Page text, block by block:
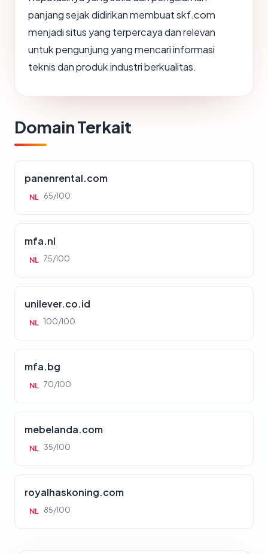
panjang sejak didirikan membuat skf.com
menjadi situs yang terpercaya dan relevan
untuk pengunjung yang mencari informasi
teknis dan produk industri berkualitas.
Domain Terkait
panenrental.com
NL 65/100
mfa.nl
NL 75/100
unilever.co.id
NL 100/100
mfa.bg
NL 70/100
mebelanda.com
NL 35/100
royalhaskoning.com
NL 85/100